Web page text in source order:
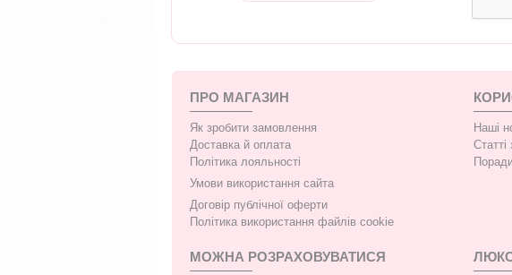
ПРО МАГАЗИН
Як зробити замовлення
Доставка й оплата
Політика лояльності
Умови використання сайта
Договір публічної оферти
Політика використання файлів cookie
Наші
Статті
МОЖНА РОЗРАХОВУВАТИСЯ